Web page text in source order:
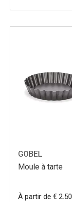
GOBEL
Moule à tarte
À partir de € 2.50